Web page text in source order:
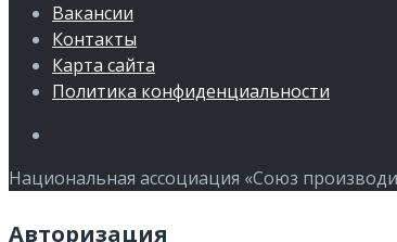
Вакансии
Контакты
Карта сайта
Политика конфиденциальности
Национальная ассоциация «Союз
Авторизация